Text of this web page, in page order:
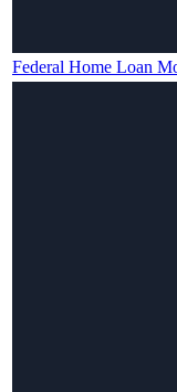
Federal Home Loan